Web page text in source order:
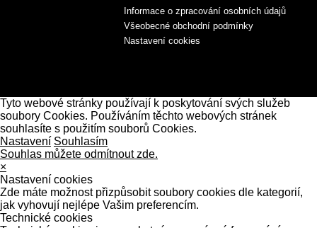
Informace o zpracování osobních údajů
Všeobecné obchodní podmínky
Nastavení cookies
Tyto webové stránky používají k poskytování svých služeb
soubory Cookies. Používáním těchto webových stránek
souhlasíte s použitím souborů Cookies.
Nastavení Souhlasím
Souhlas můžete odmítnout zde.
×
Nastavení cookies
Zde máte možnost přizpůsobit soubory cookies dle kategorií,
jak vyhovují nejlépe Vašim preferencím.
Technické cookies